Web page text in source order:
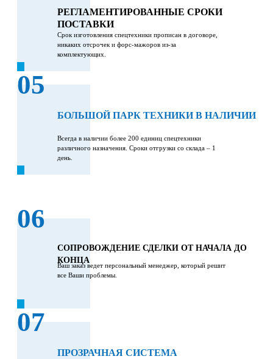
РЕГЛАМЕНТИРОВАННЫЕ СРОКИ
ПОСТАВКИ
Срок изготовления спецтехники прописан в договоре,
никаких отсрочек и форс-мажоров из-за
комплектующих.
05
БОЛЬШОЙ ПАРК ТЕХНИКИ В НАЛИЧИИ
Всегда в наличии более 200 единиц спецтехники
различного назначения. Сроки отгрузки со склада – 1
день.
06
СОПРОВОЖДЕНИЕ СДЕЛКИ ОТ НАЧАЛА ДО
КОНЦА
Ваш заказ ведет персональный менеджер, который решит
все Ваши проблемы.
07
ПРОЗРАЧНАЯ СИСТЕМА